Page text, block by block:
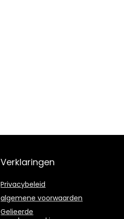
Verklaringen
Privacybeleid
algemene voorwaarden
Gelieerde